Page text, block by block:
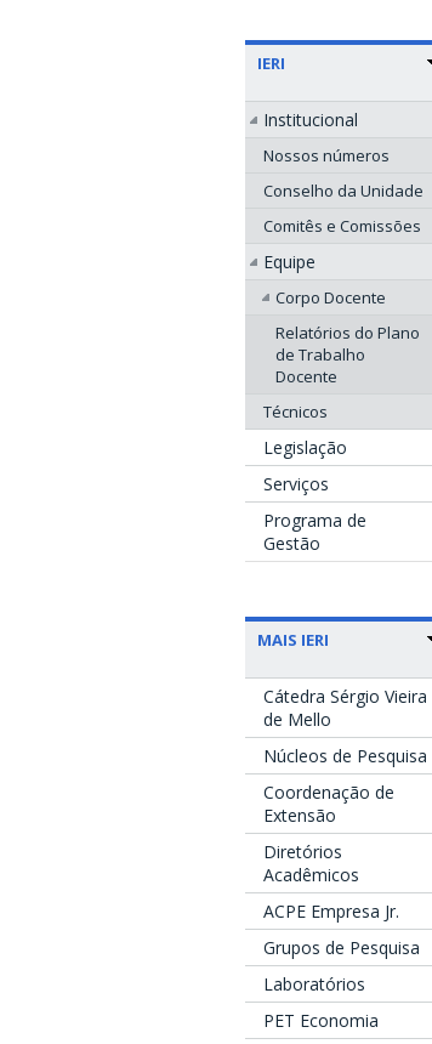
IERI
Institucional
Nossos números
Conselho da Unidade
Comitês e Comissões
Equipe
Corpo Docente
Relatórios do Plano
de Trabalho
Docente
Técnicos
Legislação
Serviços
Programa de
Gestão
MAIS IERI
Cátedra Sérgio Vieira
de Mello
Núcleos de Pesquisa
Coordenação de
Extensão
Diretórios
Acadêmicos
ACPE Empresa Jr.
Grupos de Pesquisa
Laboratórios
PET Economia